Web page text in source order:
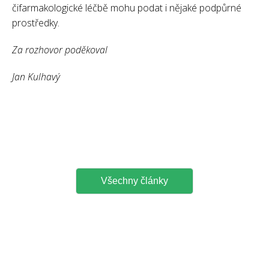
čifarmakologické léčbě mohu podat i nějaké podpůrné
prostředky.
Za rozhovor poděkoval
Jan Kulhavý
Všechny články